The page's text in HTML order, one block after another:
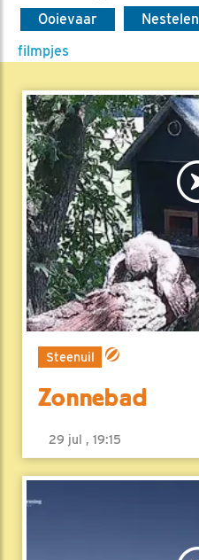
Ooievaar Nestelen
filmpjes
Steenuil
Zonnebad
29 jul , 19:15